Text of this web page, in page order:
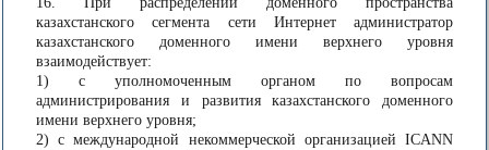
казахстанского сегмента сети Интернет администратор
казахстанского доменного имени верхнего уровня
взаимодействует:
1) с уполномоченным органом по вопросам
администрирования и развития казахстанского доменного
имени верхнего уровня;
2) с международной некоммерческой организацией ICANN